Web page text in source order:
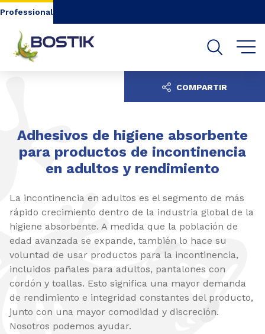
Go to content
Professional
Adhesivos de higiene absorbente
para productos de incontinencia
en adultos y rendimiento
La incontinencia en adultos es el segmento de más
rápido crecimiento dentro de la industria global de la
higiene absorbente. A medida que la población de
edad avanzada se expande, también lo hace su
voluntad de usar productos para la incontinencia,
incluidos pañales para adultos, pantalones con
cordón y toallas. Esto significa una mayor demanda
de rendimiento e integridad constantes del producto,
junto con una mayor comodidad y discreción.
Nosotros podemos ayudar.
COMPARTIR